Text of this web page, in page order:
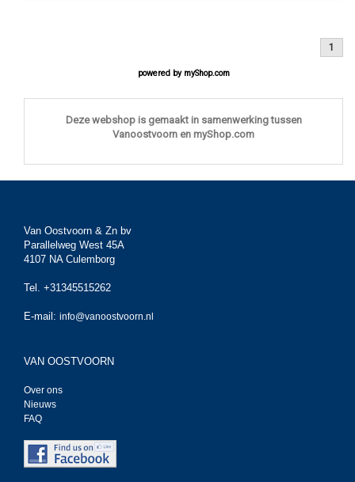
1
powered by myShop.com
Deze webshop is gemaakt in samenwerking tussen
Vanoostvoorn en myShop.com
Van Oostvoorn & Zn bv
Parallelweg West 45A
4107 NA Culemborg
Tel. +31345515262
E-mail: info@vanoostvoorn.nl
VAN OOSTVOORN
Over ons
Nieuws
FAQ